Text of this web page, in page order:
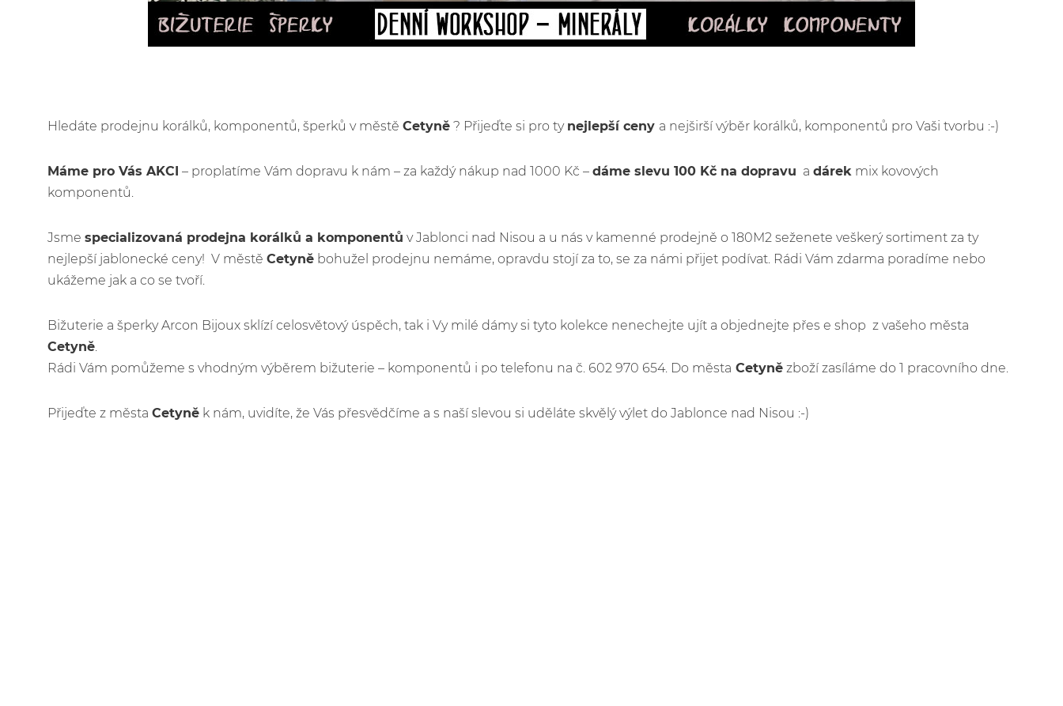
Hledáte prodejnu korálků, komponentů, šperků v městě Cetyně ? Přijeďte si pro ty nejlepší ceny a nejširší výběr korálků, komponentů pro Vaši tvorbu :-)
Máme pro Vás AKCI – proplatíme Vám dopravu k nám – za každý nákup nad 1000 Kč – dáme slevu 100 Kč na dopravu a dárek mix kovových
komponentů.
Jsme specializovaná prodejna korálků a komponentů v Jablonci nad Nisou a u nás v kamenné prodejně o 180M2 seženete veškerý sortiment za ty
nejlepší jablonecké ceny! V městě Cetyně bohužel prodejnu nemáme, opravdu stojí za to, se za námi přijet podívat. Rádi Vám zdarma poradíme nebo
ukážeme jak a co se tvoří.
Bižuterie a šperky Arcon Bijoux sklízí celosvětový úspěch, tak i Vy milé dámy si tyto kolekce nenechejte ujít a objednejte přes e shop z vašeho města
Cetyně.
Rádi Vám pomůžeme s vhodným výběrem bižuterie – komponentů i po telefonu na č. 602 970 654. Do města Cetyně zboží zasíláme do 1 pracovního dne.
Přijeďte z města Cetyně k nám, uvidíte, že Vás přesvědčíme a s naší slevou si uděláte skvělý výlet do Jablonce nad Nisou :-)